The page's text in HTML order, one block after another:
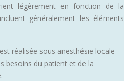
légèrement en fonction de la
généralement les éléments
réalisée sous anesthésie locale
besoins du patient et de la